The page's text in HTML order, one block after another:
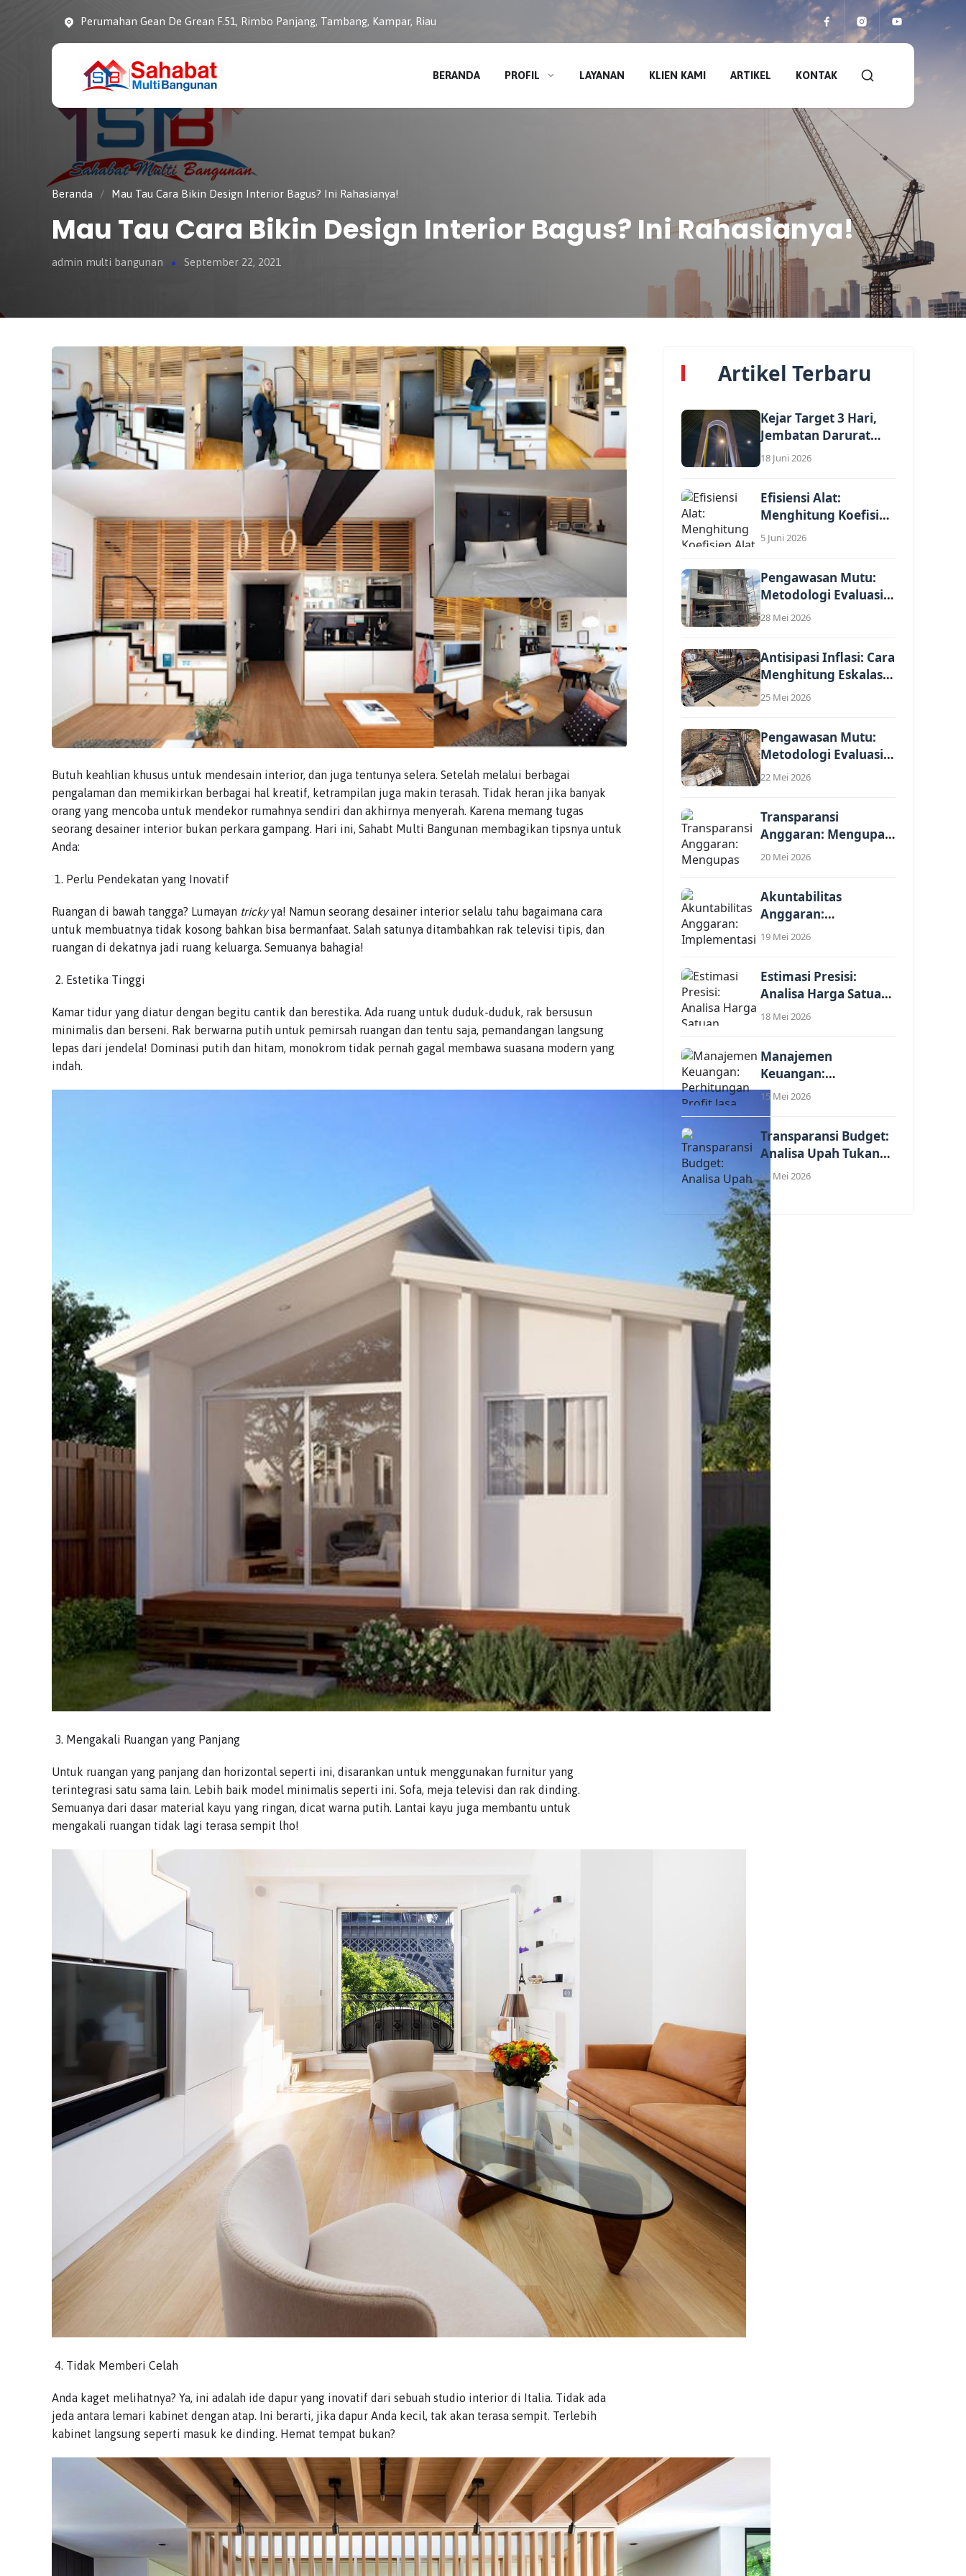
Perumahan Gean De Grean F.51, Rimbo Panjang, Tambang, Kampar, Riau
CV. SAHABAT
MULTI
BANGUNAN
Sahabat Pembangunan
Anda
BERANDA PROFIL LAYANAN KLIEN KAMI ARTIKEL KONTAK
Beranda / Mau Tau Cara Bikin Design Interior Bagus? Ini Rahasianya!
Mau Tau Cara Bikin Design Interior Bagus? Ini Rahasianya!
admin multi bangunan September 22, 2021
Butuh keahlian khusus untuk mendesain interior, dan juga tentunya selera. Setelah melalui berbagai
pengalaman dan memikirkan berbagai hal kreatif, ketrampilan juga makin terasah. Tidak heran jika banyak
orang yang mencoba untuk mendekor rumahnya sendiri dan akhirnya menyerah. Karena memang tugas
seorang desainer interior bukan perkara gampang. Hari ini, Sahabt Multi Bangunan membagikan tipsnya untuk
Anda:
Perlu Pendekatan yang Inovatif
Ruangan di bawah tangga? Lumayan trickyya! Namun seorang desainer interior selalu tahu bagaimana cara
untuk membuatnya tidak kosong bahkan bisa bermanfaat. Salah satunya ditambahkan rak televisi tipis, dan
ruangan di dekatnya jadi ruang keluarga. Semuanya bahagia!
Estetika Tinggi
Kamar tidur yang diatur dengan begitu cantik dan berestika. Ada ruang untuk duduk-duduk, rak bersusun
minimalis dan berseni. Rak berwarna putih untuk pemirsah ruangan dan tentu saja, pemandangan langsung
lepas dari jendela! Dominasi putih dan hitam, monokrom tidak pernah gagal membawa suasana modern yang
indah.
Mengakali Ruangan yang Panjang
Untuk ruangan yang panjang dan horizontal seperti ini, disarankan untuk menggunakan furnitur yang
terintegrasi satu sama lain. Lebih baik model minimalis seperti ini. Sofa, meja televisi dan rak dinding.
Semuanya dari dasar material kayu yang ringan, dicat warna putih. Lantai kayu juga membantu untuk
mengakali ruangan tidak lagi terasa sempit lho!
Tidak Memberi Celah
Anda kaget melihatnya? Ya, ini adalah ide dapur yang inovatif dari sebuah studio interior di Italia. Tidak ada
jeda antara lemari kabinet dengan atap. Ini berarti, jika dapur Anda kecil, tak akan terasa sempit. Terlebih
kabinet langsung seperti masuk ke dinding. Hemat tempat bukan?
Artikel Terbaru
Kejar Target 3 Hari,
Jembatan Darurat
Nelayan Rumbai...
18 Juni 2026
Efisiensi Alat:
Menghitung Koefisien
Alat Berat dalam
5 Juni 2026
Pengawasan Mutu:
Metodologi Evaluasi
Kewajaran Harga
28 Mei 2026
Antisipasi Inflasi: Cara
Menghitung Eskalasi
Harga dalam
25 Mei 2026
Pengawasan Mutu:
Metodologi Evaluasi
Kewajaran Harga
22 Mei 2026
Transparansi
Anggaran: Mengupas
Komponen Biaya
20 Mei 2026
Akuntabilitas
Anggaran:
Implementasi Standar
19 Mei 2026
Estimasi Presisi:
Analisa Harga Satuan
Pekerjaan Renovasi
18 Mei 2026
Manajemen
Keuangan:
Perhitungan Profit
15 Mei 2026
Transparansi Budget:
Analisa Upah Tukang
Per Meter Persegi...
14 Mei 2026